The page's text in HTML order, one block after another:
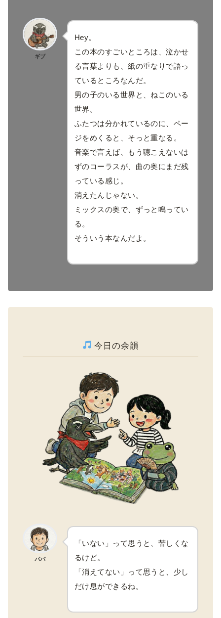
ギブ
Hey。
この本のすごいところは、泣かせ
る言葉よりも、紙の重なりで語っ
ているところなんだ。
男の子のいる世界と、ねこのいる
世界。
ふたつは分かれているのに、ペー
ジをめくると、そっと重なる。
音楽で言えば、もう聴こえないは
ずのコーラスが、曲の奥にまだ残
っている感じ。
消えたんじゃない。
ミックスの奥で、ずっと鳴ってい
る。
そういう本なんだよ。
今日の余韻
パパ
「いない」って思うと、苦しくな
るけど。
「消えてない」って思うと、少し
だけ息ができるね。